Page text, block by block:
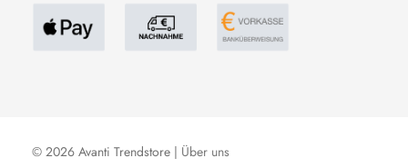
© 2026 Avanti Trendstore | Über uns